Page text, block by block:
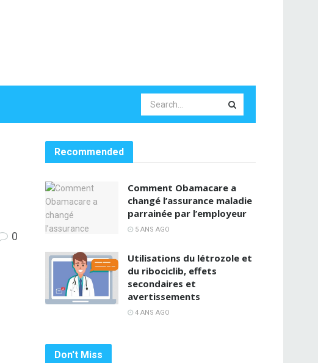
0
Recommended
Comment Obamacare a
changé l’assurance maladie
parrainée par l’employeur
5 ANS AGO
Utilisations du létrozole et
du ribociclib, effets
secondaires et
avertissements
4 ANS AGO
Don't Miss